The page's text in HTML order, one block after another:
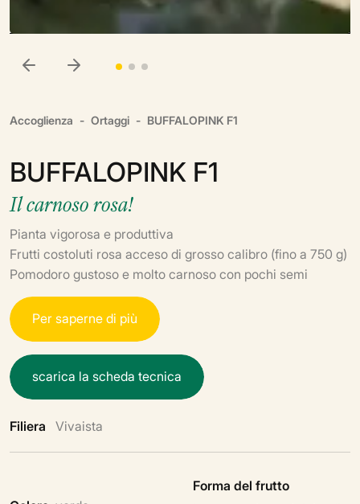
Accoglienza Ortaggi BUFFALOPINK F1
BUFFALOPINK F1
Il carnoso rosa!
Pianta vigorosa e produttiva
Frutti costoluti rosa acceso di grosso calibro (fino a 750 g)
Pomodoro gustoso e molto carnoso con pochi semi
Per sapernedi più
scarica la scheda tecnica
Filiera Vivaista
Forma del frutto